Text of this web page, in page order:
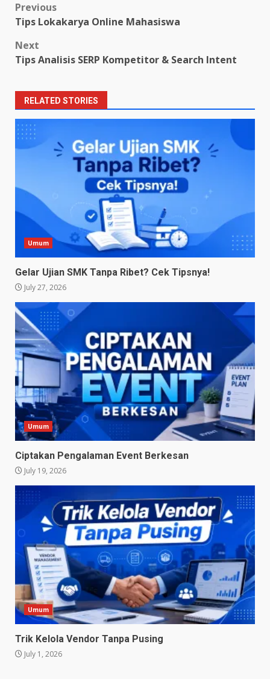
Post
navigation
Previous
Tips Lokakarya Online Mahasiswa
Next
Tips Analisis SERP Kompetitor & Search Intent
RELATED STORIES
Umum
Gelar Ujian SMK Tanpa Ribet? Cek Tipsnya!
July 27, 2026
Umum
Ciptakan Pengalaman Event Berkesan
July 19, 2026
Umum
Trik Kelola Vendor Tanpa Pusing
July 1, 2026